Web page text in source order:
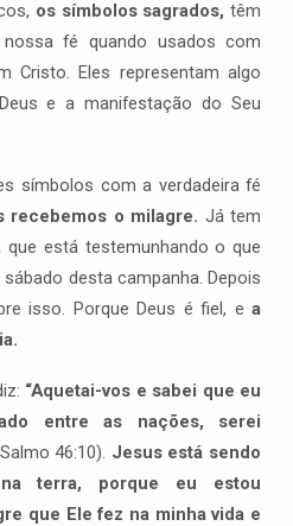
os símbolos sagrados, têm
fé quando usados com
Cristo. Eles representam algo
e a manifestação do Seu
símbolos com a verdadeira fé
recebemos o milagre. Já tem
está testemunhando o que
desta campanha. Depois
isso. Porque Deus é fiel, ea
“Aquetai-vos e sabei que eu
entre as nações, serei
46:10). Jesus está sendo
terra, porque eu estou
que Ele fez na minha vida e